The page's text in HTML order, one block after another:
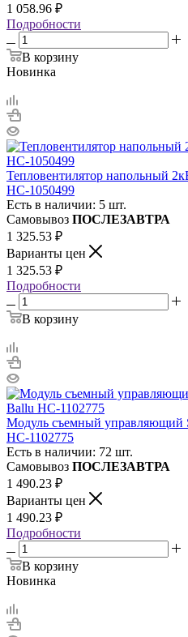
1 058.96 ₽
Подробности
В корзину
Новинка
Тепловентилятор напольный
НС-1050499
Есть в наличии: 5 шт.
Самовывоз ПОСЛЕЗАВТРА
1 325.53 ₽
Варианты цен
1 325.53 ₽
Подробности
В корзину
Модуль съемный управляющий
НС-1102775
Есть в наличии: 72 шт.
Самовывоз ПОСЛЕЗАВТРА
1 490.23 ₽
Варианты цен
1 490.23 ₽
Подробности
В корзину
Новинка